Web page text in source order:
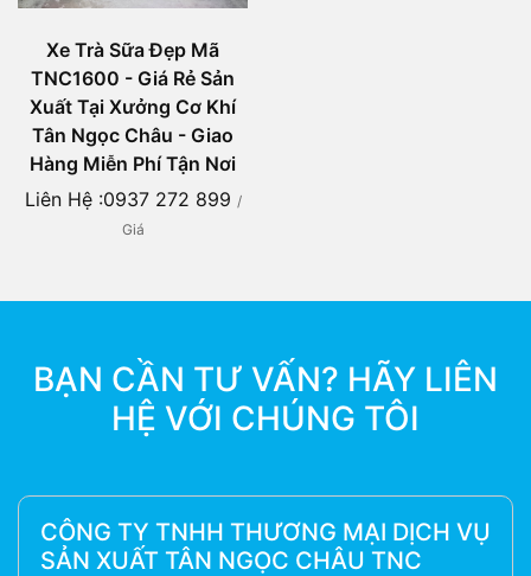
Xe Trà Sữa Đẹp Mã
TNC1600 - Giá Rẻ Sản
Xuất Tại Xưởng Cơ Khí
Tân Ngọc Châu - Giao
Hàng Miễn Phí Tận Nơi
Liên Hệ :0937 272 899 /
Giá
BẠN CẦN TƯ VẤN? HÃY LIÊN
HỆ VỚI CHÚNG TÔI
CÔNG TY TNHH THƯƠNG MẠI DỊCH VỤ
SẢN XUẤT TÂN NGỌC CHÂU TNC